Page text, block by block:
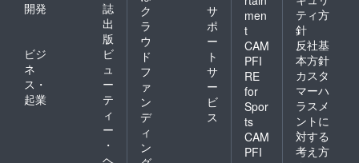
開発
誌
出
版
ビジ
ネ
ス・
起業
ビ
ュ
ー
テ
ィ
ー
・
ヘ
ク
ラ
ウ
ド
フ
ァ
ン
デ
ィ
ン
サ
ポ
ー
ト
サ
ー
ビ
ス
men
t
CAM
PFI
RE
for
Spor
ts
CAM
PFI
ティ方
針
反社基
本方針
カスタ
マーハ
ラスメ
ントに
対する
考え方